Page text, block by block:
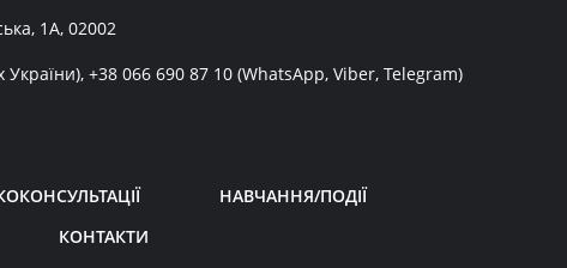
1А, 02002
України), +38 066 690 87 10 (WhatsApp, Viber, Telegram)
НАВЧАННЯ/ПОДІЇ
КОНТАКТИ